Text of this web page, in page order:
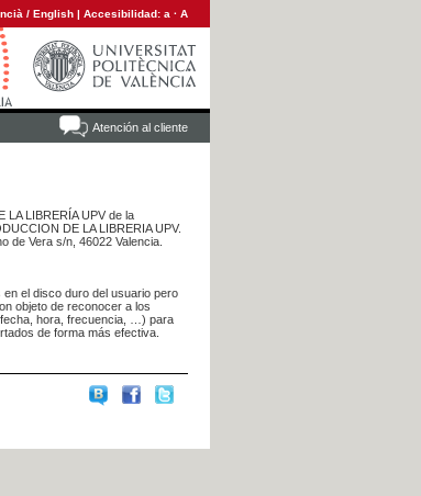
/ English | Accesibilidad: a · A
Atención al cliente
LA LIBRERÍA UPV de la
DE LA LIBRERIA UPV.
de Vera s/n, 46022 Valencia.
el disco duro del usuario pero
objeto de reconocer a los
hora, frecuencia, …) para
de forma más efectiva.